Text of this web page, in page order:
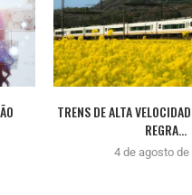
TRENS DE ALTA
REGRA...
4 de agosto de